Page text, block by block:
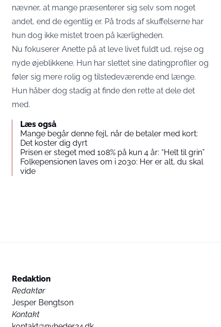
nævner, at mange præsenterer sig selv som noget
andet, end de egentlig er. På trods af skuffelserne har
hun dog ikke mistet troen på kærligheden.
Nu fokuserer Anette på at leve livet fuldt ud, rejse og
nyde øjeblikkene. Hun har slettet sine datingprofiler og
føler sig mere rolig og tilstedeværende end længe.
Hun håber dog stadig at finde den rette at dele det
med.
Læs også
Mange begår denne fejl, når de betaler med kort:
Det koster dig dyrt
Prisen er steget med 108% på kun 4 år: “Helt til grin”
Folkepensionen laves om i 2030: Her er alt, du skal
vide
Redaktion
Redaktør
Jesper Bengtson
Kontakt